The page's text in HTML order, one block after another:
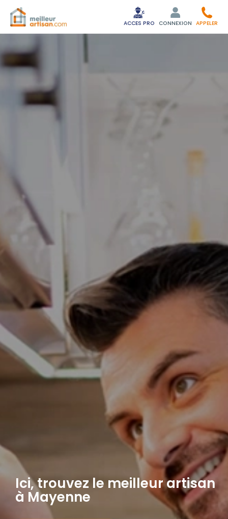
ACCES PRO CONNEXION APPELER
Ici, trouvez le meilleur artisan
à Mayenne